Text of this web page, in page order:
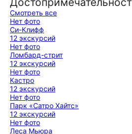
Смотреть все
Нет фото
Си-Клифф
12 экскурсий
Нет фото
Ломбард-стрит
12 экскурсий
Нет фото
Кастро
12 экскурсий
Нет фото
Парк «Сатро Хайтс»
12 экскурсий
Нет фото
Леса Мьюра